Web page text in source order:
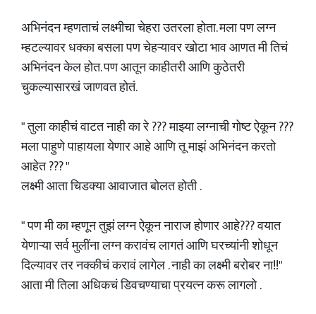
अभिनंदन म्हणताचं लक्ष्मीचा चेहरा उतरला होता. मला पण लग्न
म्हटल्यावर धक्का बसला पण चेहऱ्यावर खोटा भाव आणत मी तिचं
अभिनंदन केल होत. पण आतून काहीतरी आणि कुठेतरी
चुकल्यासारखं जाणवत होतं.
" तुला काहीचं वाटत नाही का रे ??? माझ्या लग्नाची गोष्ट ऐकून ???
मला पाहुणे पाहायला येणार आहे आणि तू माझं अभिनंदन करतो
आहेत ??? "
लक्ष्मी आता चिडक्या आवाजात बोलत होती .
" पण मी का म्हणून तुझं लग्न ऐकून नाराज होणार आहे??? वयात
येणाऱ्या सर्व मुलींना लग्न करावंच लागतं आणि घरच्यांनी शोधून
दिल्यावर तर नक्कीचं करावं लागेल . नाही का लक्ष्मी बरोबर ना!!"
आता मी तिला अधिकचं डिवचण्याचा प्रयत्न करू लागलो .